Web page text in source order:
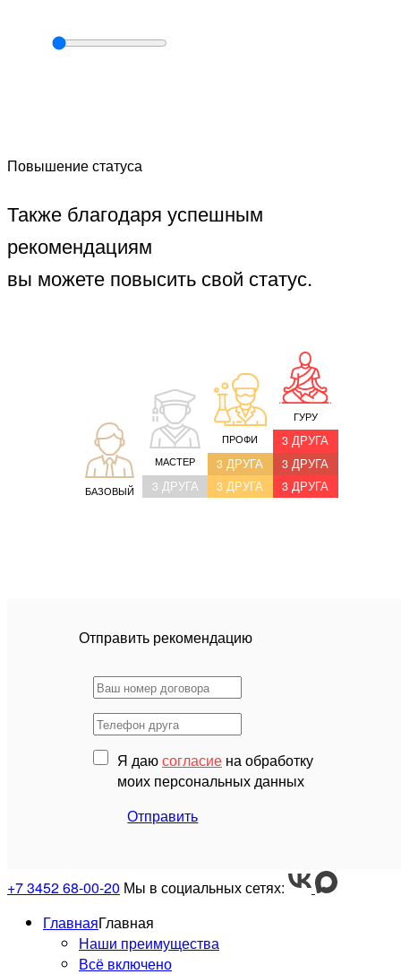
Повышение статуса
Также благодаря успешным
рекомендациям
вы можете повысить свой статус.
БАЗОВЫЙ
МАСТЕР
3 ДРУГА
ПРОФИ
3 ДРУГА
3 ДРУГА
ГУРУ
3 ДРУГА
3 ДРУГА
3 ДРУГА
Отправить рекомендацию
Я даюсогласие на обработку
моих персональных данных
Отправить
+7 3452 68-00-20 Мы в социальных сетях:
ГлавнаяГлавная
Наши преимущества
Всё включено